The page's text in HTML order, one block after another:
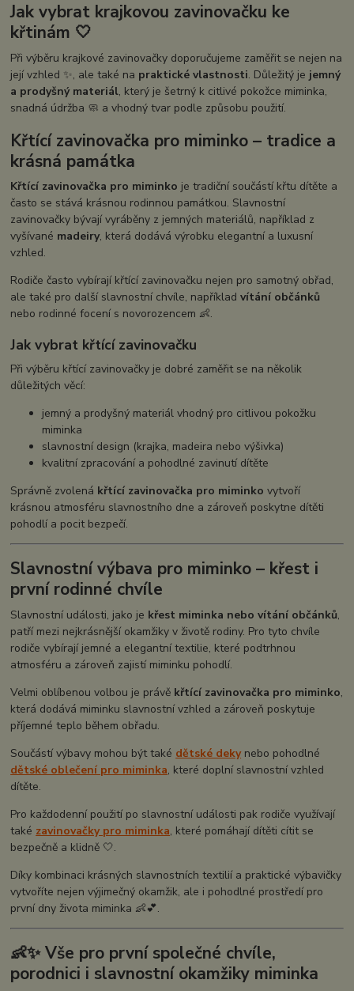
Jak vybrat krajkovou zavinovačku ke
křtinám 🤍
Při výběru krajkové zavinovačky doporučujeme zaměřit se nejen na
její vzhled ✨, ale také na praktické vlastnosti. Důležitý je jemný
a prodyšný materiál, který je šetrný k citlivé pokožce miminka,
snadná údržba 🧼 a vhodný tvar podle způsobu použití.
Křtící zavinovačka pro miminko – tradice a
krásná památka
Křtící zavinovačka pro miminko je tradiční součástí křtu dítěte a
často se stává krásnou rodinnou památkou. Slavnostní
zavinovačky bývají vyráběny z jemných materiálů, například z
vyšívané madeiry, která dodává výrobku elegantní a luxusní
vzhled.
Rodiče často vybírají křtící zavinovačku nejen pro samotný obřad,
ale také pro další slavnostní chvíle, napříkladvítání občánků
nebo rodinné focení s novorozencem 👶.
Jak vybrat křtící zavinovačku
Při výběru křtící zavinovačky je dobré zaměřit se na několik
důležitých věcí:
jemný a prodyšný materiál vhodný pro citlivou pokožku
miminka
slavnostní design (krajka, madeira nebo výšivka)
kvalitní zpracování a pohodlné zavinutí dítěte
Správně zvolená křtící zavinovačka pro miminko vytvoří
krásnou atmosféru slavnostního dne a zároveň poskytne dítěti
pohodlí a pocit bezpečí.
Slavnostní výbava pro miminko – křest i
první rodinné chvíle
Slavnostní události, jako je křest miminka nebo vítání občánků,
patří mezi nejkrásnější okamžiky v životě rodiny. Pro tyto chvíle
rodiče vybírají jemné a elegantní textilie, které podtrhnou
atmosféru a zároveň zajistí miminku pohodlí.
Velmi oblíbenou volbou je právě křtící zavinovačka pro miminko,
která dodává miminku slavnostní vzhled a zároveň poskytuje
příjemné teplo během obřadu.
Součástí výbavy mohou být také dětské dekynebo pohodlné
dětské oblečení pro miminka, které doplní slavnostní vzhled
dítěte.
Pro každodenní použití po slavnostní události pak rodiče využívají
také zavinovačky pro miminka, které pomáhají dítěti cítit se
bezpečně a klidně 🤍.
Díky kombinaci krásných slavnostních textilií a praktické výbavičky
vytvoříte nejen výjimečný okamžik, ale i pohodlné prostředí pro
první dny života miminka 👶💕.
👶✨ Vše pro první společné chvíle,
porodnici i slavnostní okamžiky miminka